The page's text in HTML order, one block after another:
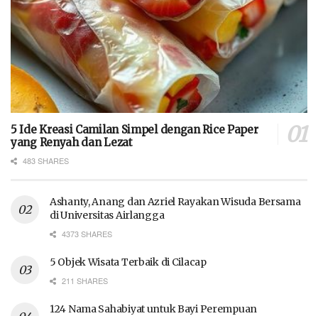
5 Ide Kreasi Camilan Simpel dengan Rice Paper
yang Renyah dan Lezat
483 SHARES
Ashanty, Anang dan Azriel Rayakan Wisuda Bersama
di Universitas Airlangga
4373 SHARES
5 Objek Wisata Terbaik di Cilacap
211 SHARES
124 Nama Sahabiyat untuk Bayi Perempuan